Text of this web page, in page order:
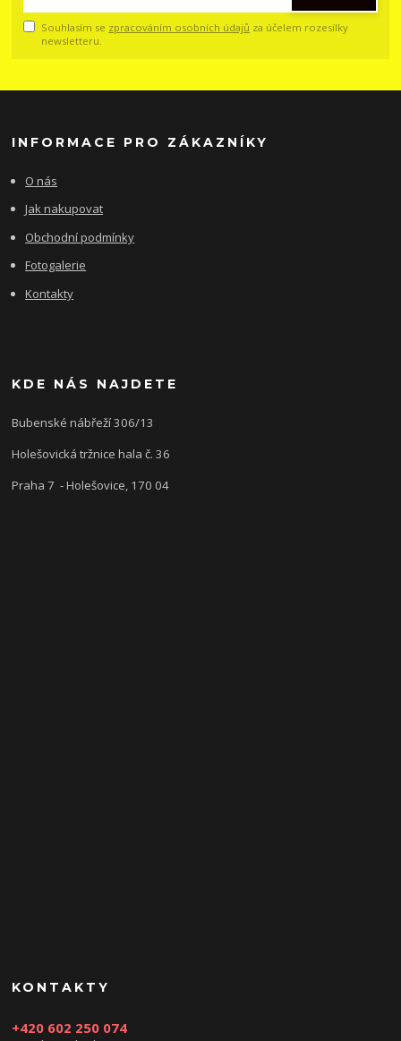
Souhlasím se zpracováním osobních údajů za účelem rozesílky
newsletteru.
INFORMACE PRO ZÁKAZNÍKY
O nás
Jak nakupovat
Obchodní podmínky
Fotogalerie
Kontakty
KDE NÁS NAJDETE
Bubenské nábřeží 306/13
Holešovická tržnice hala č. 36
Praha 7 - Holešovice, 170 04
KONTAKTY
+420 602 250 074